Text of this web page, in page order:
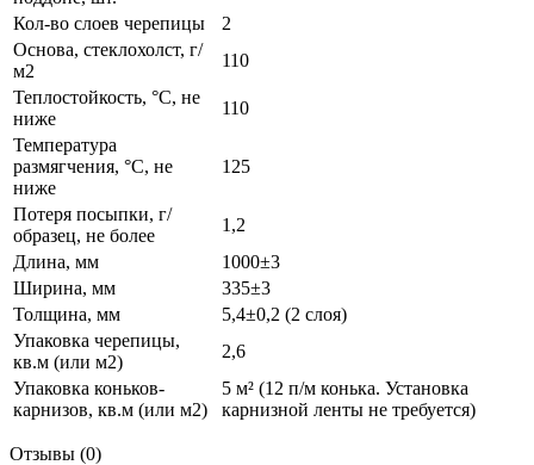
Кол-во слоев черепицы
2
Основа, стеклохолст, г/
м2
110
Теплостойкость, °С, не
ниже
110
Температура
размягчения, °С, не
ниже
125
Потеря посыпки, г/
образец, не более
1,2
Длина, мм
1000±3
Ширина, мм
335±3
Толщина, мм
5,4±0,2 (2 слоя)
Упаковка черепицы,
кв.м (или м2)
2,6
Упаковка коньков-
карнизов, кв.м (или м2)
5 м² (12 п/м конька. Установка
карнизной ленты не требуется)
Отзывы (0)